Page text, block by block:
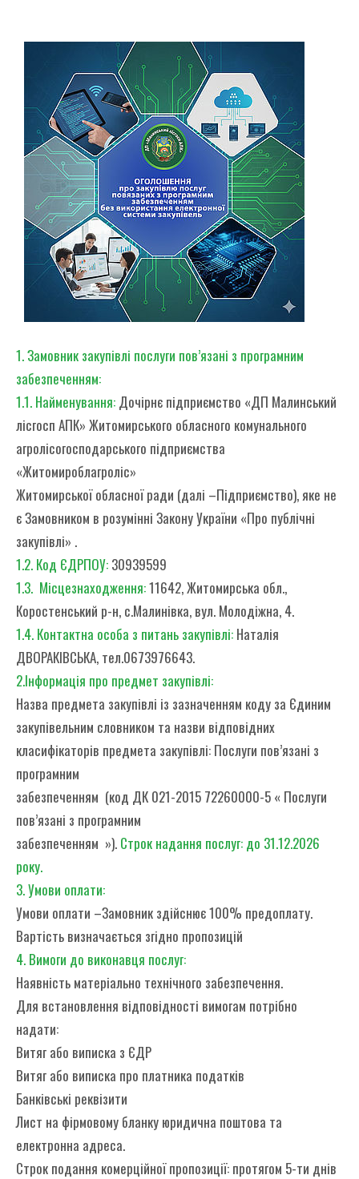
1. Замовник закупівлі послуги пов’язані з програмним
забезпеченням:
1.1. Найменування: Дочірнє підприємство «ДП Малинський
лісгосп АПК» Житомирського обласного комунального
агролісогосподарського підприємства
«Житомироблагроліс»
Житомирської обласної ради (далі –Підприємство), яке не
є Замовником в розумінні Закону України «Про публічні
закупівлі» .
1.2. Код ЄДРПОУ: 30939599
1.3. Місцезнаходження:11642, Житомирська обл.,
Коростенський р-н, с.Малинівка, вул. Молодіжна, 4.
1.4. Контактна особа з питань закупівлі: Наталія
ДВОРАКІВСЬКА, тел.0673976643.
2.Інформація про предмет закупівлі:
Назва предмета закупівлі із зазначенням коду за Єдиним
закупівельним словником та назви відповідних
класифікаторів предмета закупівлі: Послуги пов’язані з
програмним
забезпеченням (код ДК 021-2015 72260000-5 « Послуги
пов’язані з програмним
забезпеченням »). Строк надання послуг: до 31.12.2026
року.
3. Умови оплати:
Умови оплати –Замовник здійснює 100% предоплату.
Вартість визначається згідно пропозицій
4. Вимоги до виконавця послуг:
Наявність матеріально технічного забезпечення.
Для встановлення відповідності вимогам потрібно
надати:
Витяг або виписка з ЄДР
Витяг або виписка про платника податків
Банківські реквізити
Лист на фірмовому бланку юридична поштова та
електронна адреса.
Строк подання комерційної пропозиції: протягом 5-ти днів